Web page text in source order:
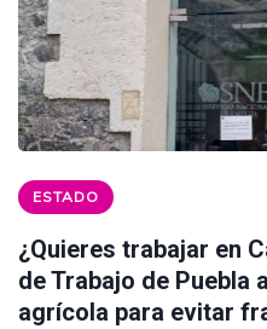
ESTADO
¿Quieres trabajar en
de Trabajo de Puebla
agrícola para evitar